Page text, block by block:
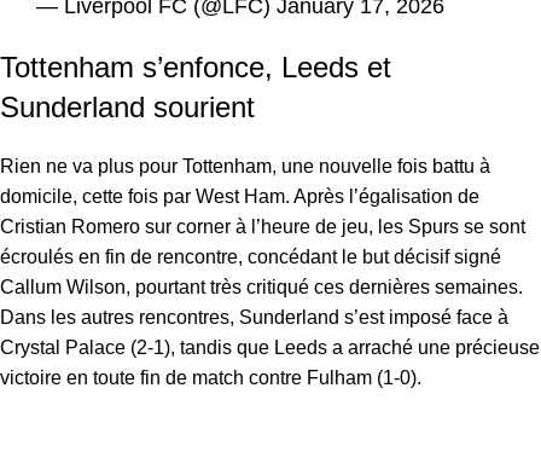
— Liverpool FC (@LFC) January 17, 2026
Tottenham s’enfonce, Leeds et
Sunderland sourient
Rien ne va plus pour Tottenham, une nouvelle fois battu à
domicile, cette fois par West Ham. Après l’égalisation de
Cristian Romero sur corner à l’heure de jeu, les Spurs se sont
écroulés en fin de rencontre, concédant le but décisif signé
Callum Wilson, pourtant très critiqué ces dernières semaines.
Dans les autres rencontres, Sunderland s’est imposé face à
Crystal Palace (2-1), tandis que Leeds a arraché une précieuse
victoire en toute fin de match contre Fulham (1-0).